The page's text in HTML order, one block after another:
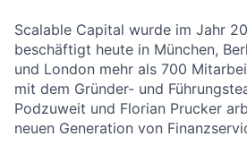
Scalable Capital wurde im Jahr
beschäftigt heute in München,
und London mehr als 700
mit dem Gründer- und
Podzuweit und Florian Prucker
neuen Generation von